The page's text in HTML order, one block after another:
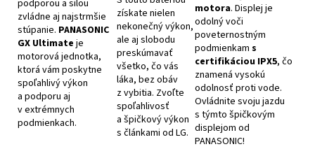
podporou a silou
zvládne aj najstrmšie
stúpanie. PANASONIC
GX Ultimate je
motorová jednotka,
ktorá vám poskytne
spoľahlivý výkon
a podporu aj
v extrémnych
podmienkach.
získate nielen
nekonečný výkon,
ale aj slobodu
preskúmavať
všetko, čo vás
láka, bez obáv
z vybitia. Zvoľte
spoľahlivosť
a špičkový výkon
s článkami od LG.
motora. Displej je
odolný voči
poveternostným
podmienkam s
certifikáciou IPX5, čo
znamená vysokú
odolnosť proti vode.
Ovládnite svoju jazdu
s týmto špičkovým
displejom od
PANASONIC!